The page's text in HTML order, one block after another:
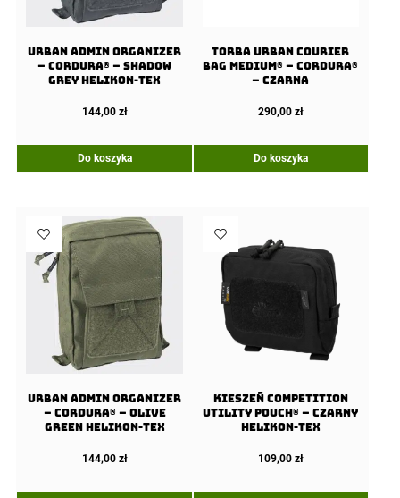
URBAN ADMIN Organizer
– Cordura® – Shadow
Grey Helikon-Tex
144,00 zł
Do koszyka
Torba URBAN COURIER
BAG Medium® – Cordura®
– Czarna
290,00 zł
Do koszyka
URBAN ADMIN Organizer
– Cordura® – Olive
Green Helikon-Tex
144,00 zł
Kieszeń COMPETITION
Utility Pouch® – Czarny
Helikon-Tex
109,00 zł